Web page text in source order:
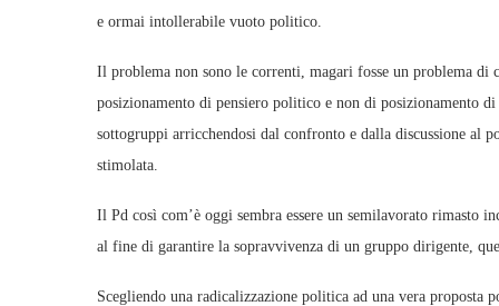
e ormai intollerabile vuoto politico.
Il problema non sono le correnti, magari fosse un problema di
posizionamento di pensiero politico e non di posizionamento
sottogruppi arricchendosi dal confronto e dalla discussione al
stimolata.
Il Pd così com’è oggi sembra essere un semilavorato rimasto
al fine di garantire la sopravvivenza di un gruppo dirigente,
Scegliendo una radicalizzazione politica ad una vera